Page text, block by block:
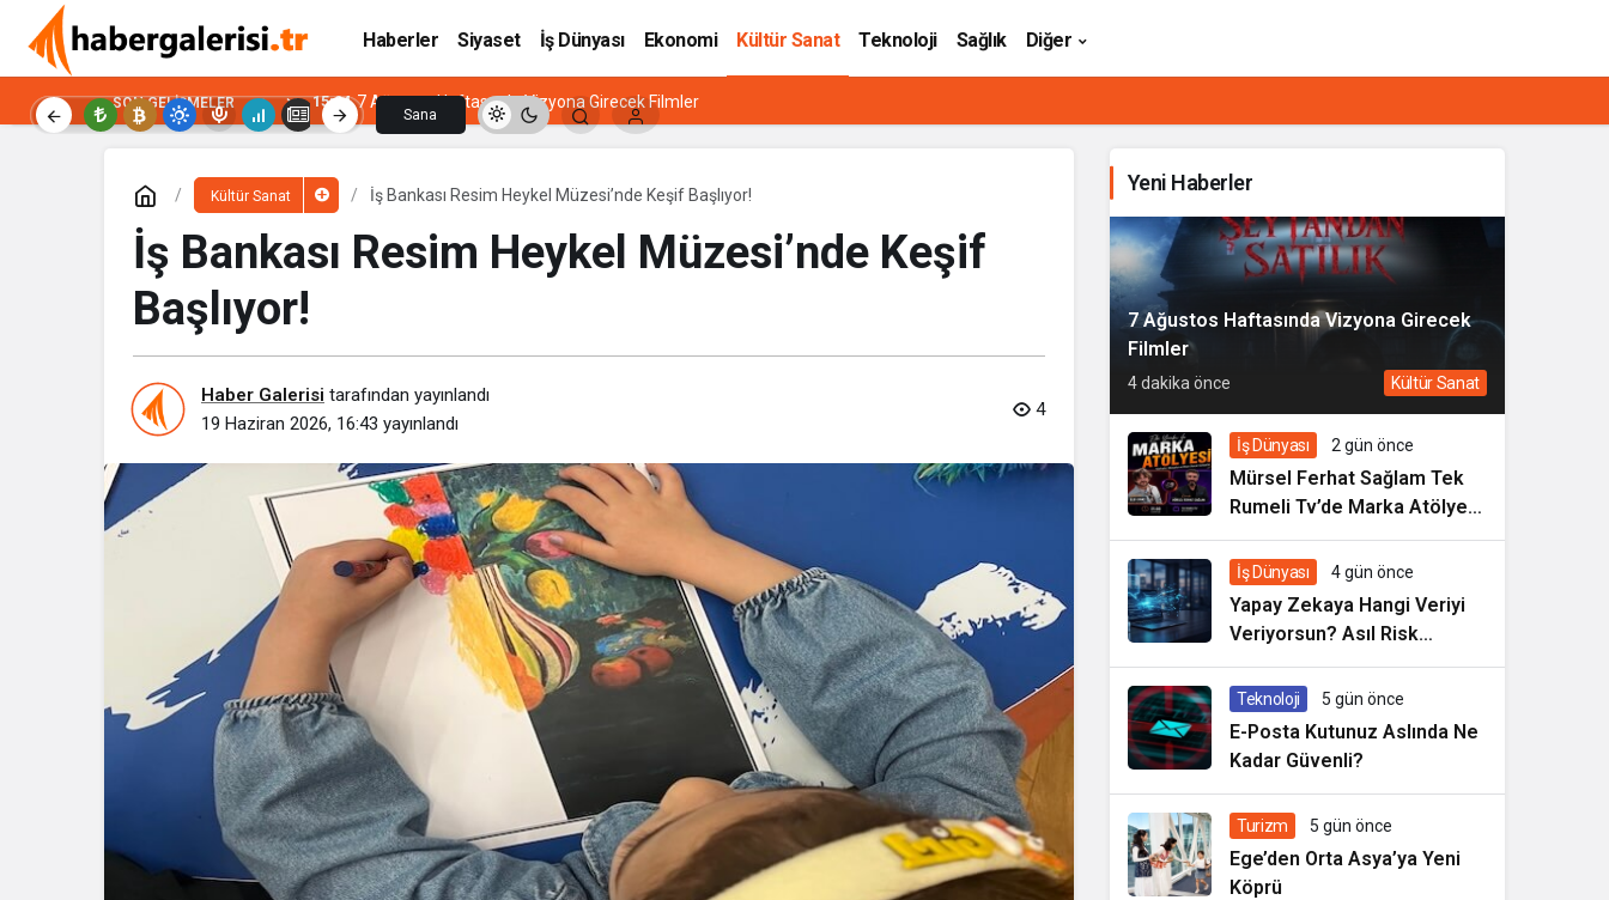
Haberler Siyaset İş Dünyası Ekonomi Kültür Sanat Teknoloji Sağlık Diğer
Sana
SON GELIŞMELER 15:04 7 Ağustos Haftasında Vizyona Girecek Filmler
Kültür Sanat İş Bankası Resim Heykel Müzesi’nde Keşif Başlıyor!
İş Bankası Resim Heykel Müzesi’nde Keşif
Başlıyor!
Haber Galerisi tarafından yayınlandı
19 Haziran 2026, 16:43 yayınlandı
4
Yeni Haberler
7 Ağustos Haftasında Vizyona Girecek
Filmler
4 dakika önce Kültür Sanat
İş Dünyası 2 gün önce
Mürsel Ferhat Sağlam Tek
Rumeli Tv’de Marka Atölyesi
Programına Konuk Oldu
İş Dünyası 4 gün önce
Yapay Zekaya Hangi Veriyi
Veriyorsun? Asıl Risk
Ürettiğin Değil, Verdiğin
Veride
Teknoloji 5 gün önce
E-Posta Kutunuz Aslında Ne
Kadar Güvenli?
Turizm 5 gün önce
Ege’den Orta Asya’ya Yeni
Köprü